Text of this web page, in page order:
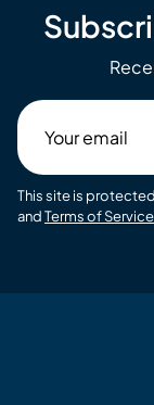
email
This site is
andTerms of Service